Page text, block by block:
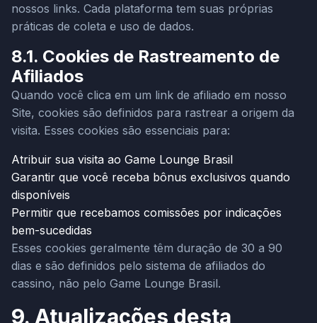
nossos links. Cada plataforma tem suas próprias
práticas de coleta e uso de dados.
8.1. Cookies de Rastreamento de
Afiliados
Quando você clica em um link de afiliado em nosso
Site, cookies são definidos para rastrear a origem da
visita. Esses cookies são essenciais para:
Atribuir sua visita ao Game Lounge Brasil
Garantir que você receba bônus exclusivos quando
disponíveis
Permitir que recebamos comissões por indicações
bem-sucedidas
Esses cookies geralmente têm duração de 30 a 90
dias e são definidos pelo sistema de afiliados do
cassino, não pelo Game Lounge Brasil.
9. Atualizações desta